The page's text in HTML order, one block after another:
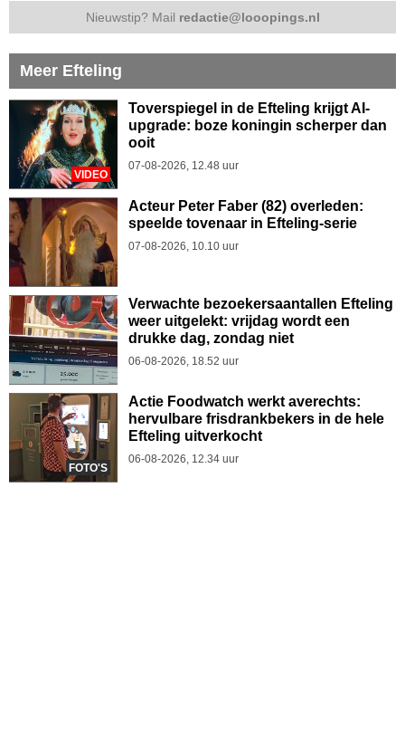
Nieuwstip? Mail redactie@looopings.nl
Meer Efteling
VIDEO
Toverspiegel in de Efteling krijgt AI-
upgrade: boze koningin scherper dan
ooit
07-08-2026, 12.48 uur
Acteur Peter Faber (82) overleden:
speelde tovenaar in Efteling-serie
07-08-2026, 10.10 uur
Verwachte bezoekersaantallen Efteling
weer uitgelekt: vrijdag wordt een
drukke dag, zondag niet
06-08-2026, 18.52 uur
FOTO'S
Actie Foodwatch werkt averechts:
hervulbare frisdrankbekers in de hele
Efteling uitverkocht
06-08-2026, 12.34 uur